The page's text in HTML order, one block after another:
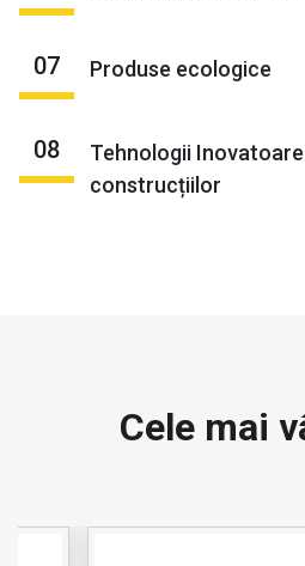
07 Produse ecologice
08
Tehnologii Inovatoare
construcțiilor
Cele mai